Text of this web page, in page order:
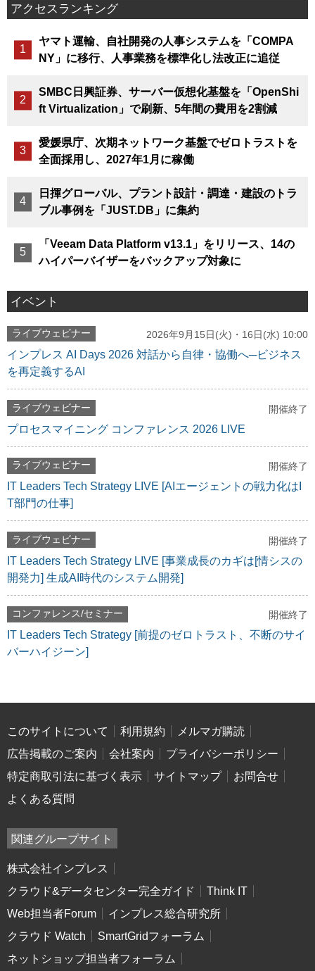
アクセスランキング
ヤマト運輸、自社開発の人事システムを「COMPA
NY」に移行、人事業務を標準化し法改正に追従
SMBC日興証券、サーバー仮想化基盤を「OpenShi
ft Virtualization」で刷新、5年間の費用を2割減
愛媛県庁、次期ネットワーク基盤でゼロトラストを
全面採用し、2027年1月に稼働
日揮グローバル、プラント設計・調達・建設のトラ
ブル事例を「JUST.DB」に集約
「Veeam Data Platform v13.1」をリリース、14の
ハイパーバイザーをバックアップ対象に
イベント
ライブウェビナー 2026年9月15日(火)・16日(水) 10:00
インプレス AI Days 2026 対話から自律・協働へ─ビジネス
を再定義するAI
ライブウェビナー 開催終了
プロセスマイニング コンファレンス 2026 LIVE
ライブウェビナー 開催終了
IT Leaders Tech Strategy LIVE [AIエージェントの戦力化はI
T部門の仕事]
ライブウェビナー 開催終了
IT Leaders Tech Strategy LIVE [事業成長のカギは[情シスの
開発力] 生成AI時代のシステム開発]
コンファレンス/セミナー 開催終了
IT Leaders Tech Strategy [前提のゼロトラスト、不断のサイ
バーハイジーン]
このサイトについて 利用規約
メルマガ購読
広告掲載のご案内
会社案内
プライバシーポリシー
特定商取引法に基づく表示
サイトマップ
お問合せ
よくある質問
関連グループサイト
株式会社インプレス
クラウド&データセンター完全ガイド
Think IT
Web担当者Forum
インプレス総合研究所
クラウド Watch
SmartGridフォーラム
ネットショップ担当者フォーラム